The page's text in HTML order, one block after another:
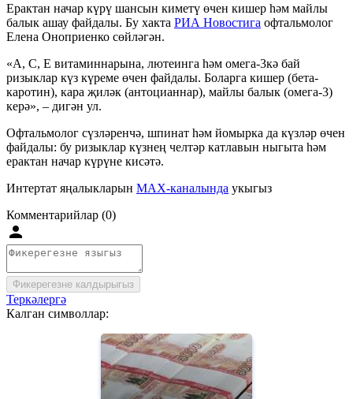
Ерактан начар күрү шансын киметү өчен кишер һәм майлы
балык ашау файдалы. Бу хакта РИА Новостига офтальмолог
Елена Оноприенко сөйләгән.
«А, С, Е витаминнарына, лютеинга һәм омега-3кә бай
ризыклар күз күреме өчен файдалы. Боларга кишер (бета-
каротин), кара җиләк (антоцианнар), майлы балык (омега-3)
керә», – дигән ул.
Офтальмолог сүзләренчә, шпинат һәм йомырка да күзләр өчен
файдалы: бу ризыклар күзнең челтәр катлавын ныгыта һәм
ерактан начар күрүне кисәтә.
Интертат яңалыкларын MAX-каналында укыгыз
Комментарийлар (0)
Фикерегезне калдырыгыз
Теркәлергә
Калган символлар: